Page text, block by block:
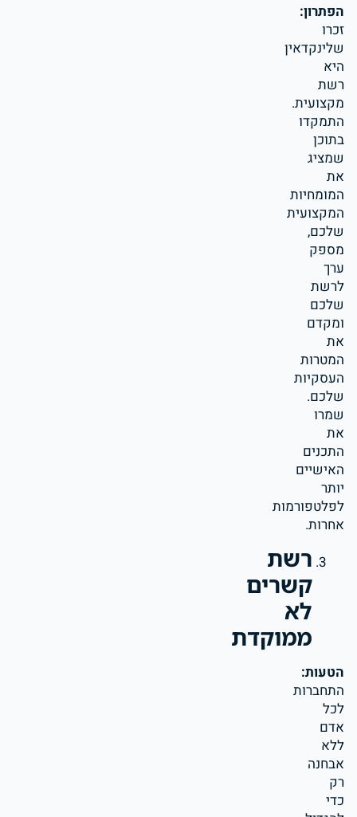
הפתרון:
זכרו
שלינקדאין
היא
רשת
מקצועית.
התמקדו
בתוכן
שמציג
את
המומחיות
המקצועית
שלכם,
מספק
ערך
לרשת
שלכם
ומקדם
את
המטרות
העסקיות
שלכם.
שמרו
את
התכנים
האישיים
יותר
לפלטפורמות
אחרות.
רשת
קשרים
לא
ממוקדת
הטעות:
התחברות
לכל
אדם
ללא
אבחנה
רק
כדי